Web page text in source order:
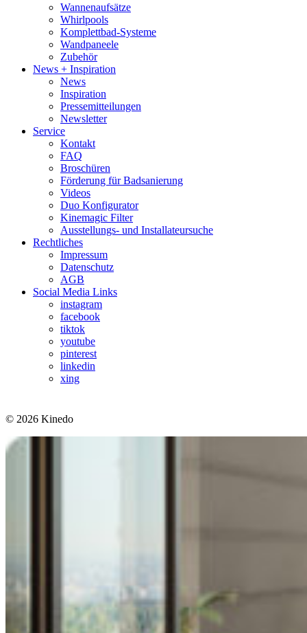
Wannenaufsätze
Whirlpools
Komplettbad-Systeme
Wandpaneele
Zubehör
News + Inspiration
News
Inspiration
Pressemitteilungen
Newsletter
Service
Kontakt
FAQ
Broschüren
Förderung für Badsanierung
Videos
Duo Konfigurator
Kinemagic Filter
Ausstellungs- und Installateursuche
Rechtliches
Impressum
Datenschutz
AGB
Social Media Links
instagram
facebook
tiktok
youtube
pinterest
linkedin
xing
© 2026 Kinedo